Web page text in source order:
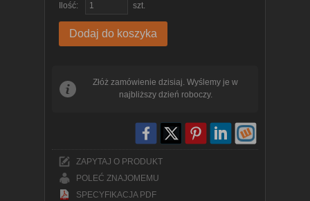
Ilość: szt.
Dodaj do koszyka
Złóż zamówienie dzisiaj. Wyślemy je w
najbliższy dzień roboczy.
ZAPYTAJ O PRODUKT
POLEĆ ZNAJOMEMU
SPECYFIKACJA PDF